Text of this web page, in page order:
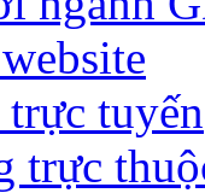
trực tuyến
trực